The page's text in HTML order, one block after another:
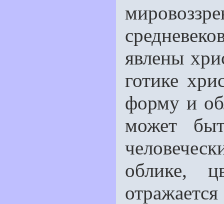
явлены
готике
форму и
может
облике,